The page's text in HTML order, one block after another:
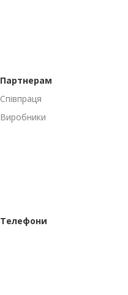
Партнерам
Співпраця
Виробники
Телефони